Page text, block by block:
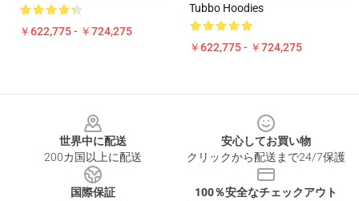
￥622,775 - ￥724,275
Tubbo Hoodies
￥622,775 - ￥724,275
世界中に配送
200カ国以上に配送
安心してお買い物
クリックから配送まで24/7保護
国際保証
100％安全なチェックアウト